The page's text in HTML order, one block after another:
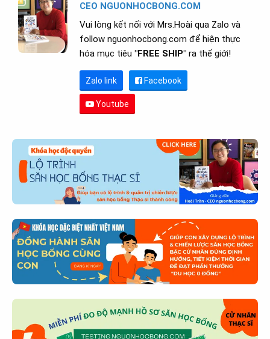
CEO NGUONHOCBONG.COM
Vui lòng kết nối với Mrs.Hoài qua Zalo và
follow nguonhocbong.com để hiện thực
hóa mục tiêu "FREE SHIP" ra thế giới!
Zalo link Facebook
Youtube